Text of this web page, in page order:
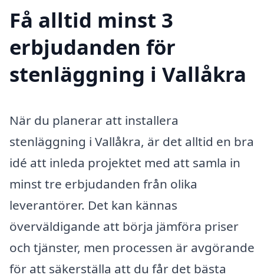
Få alltid minst 3
erbjudanden för
stenläggning i Vallåkra
När du planerar att installera
stenläggning i Vallåkra, är det alltid en bra
idé att inleda projektet med att samla in
minst tre erbjudanden från olika
leverantörer. Det kan kännas
överväldigande att börja jämföra priser
och tjänster, men processen är avgörande
för att säkerställa att du får det bästa